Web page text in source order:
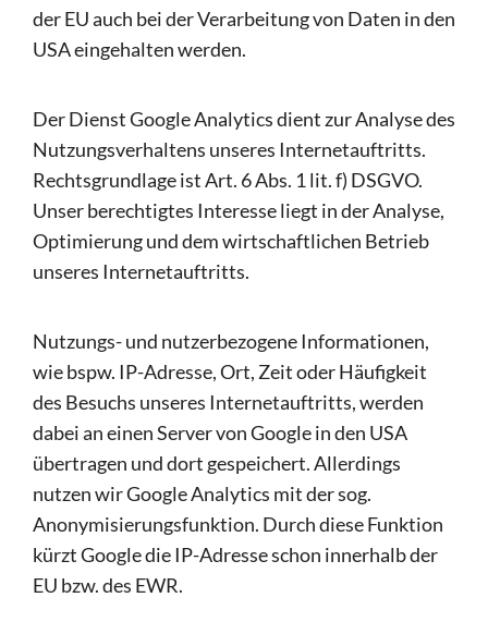
der EU auch bei der Verarbeitung von Daten in den
USA eingehalten werden.
Der Dienst Google Analytics dient zur Analyse des
Nutzungsverhaltens unseres Internetauftritts.
Rechtsgrundlage ist Art. 6 Abs. 1 lit. f) DSGVO.
Unser berechtigtes Interesse liegt in der Analyse,
Optimierung und dem wirtschaftlichen Betrieb
unseres Internetauftritts.
Nutzungs- und nutzerbezogene Informationen,
wie bspw. IP-Adresse, Ort, Zeit oder Häufigkeit
des Besuchs unseres Internetauftritts, werden
dabei an einen Server von Google in den USA
übertragen und dort gespeichert. Allerdings
nutzen wir Google Analytics mit der sog.
Anonymisierungsfunktion. Durch diese Funktion
kürzt Google die IP-Adresse schon innerhalb der
EU bzw. des EWR.